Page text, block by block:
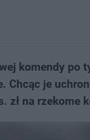
komendy po
je
zł na rzekome